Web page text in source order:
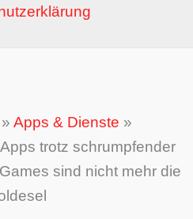
» Apps & Dienste »
trotz schrumpfender
sind nicht mehr die